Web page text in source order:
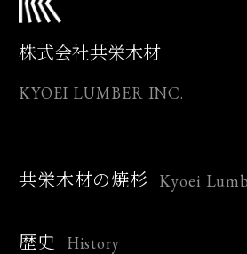
株式会社共栄木材
KYOEI LUMBER INC.
共栄木材の焼杉 Kyoei
歴史 History